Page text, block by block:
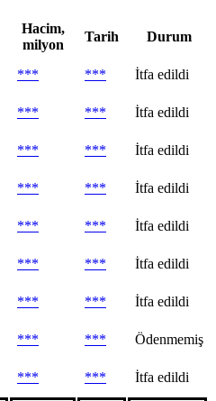
Hacim,
milyon
Tarih
Durum
*** ***
İtfa edildi
*** ***
İtfa edildi
*** ***
İtfa edildi
*** ***
İtfa edildi
*** ***
İtfa edildi
*** ***
İtfa edildi
*** ***
İtfa edildi
*** ***
Ödenmemiş
*** *** İtfa edildi